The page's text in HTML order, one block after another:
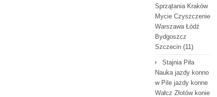
Sprzątania Kraków
Mycie Czyszczenie
Warszawa Łódź
Bydgoszcz
Szczecin (11)
Stajnia Piła
Nauka jazdy konno
w Pile jazdy konne
Wałcz Złotów konie